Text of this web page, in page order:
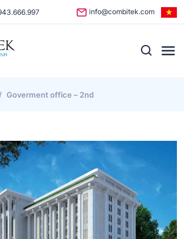
info@combitek.com
Goverment office – 2nd